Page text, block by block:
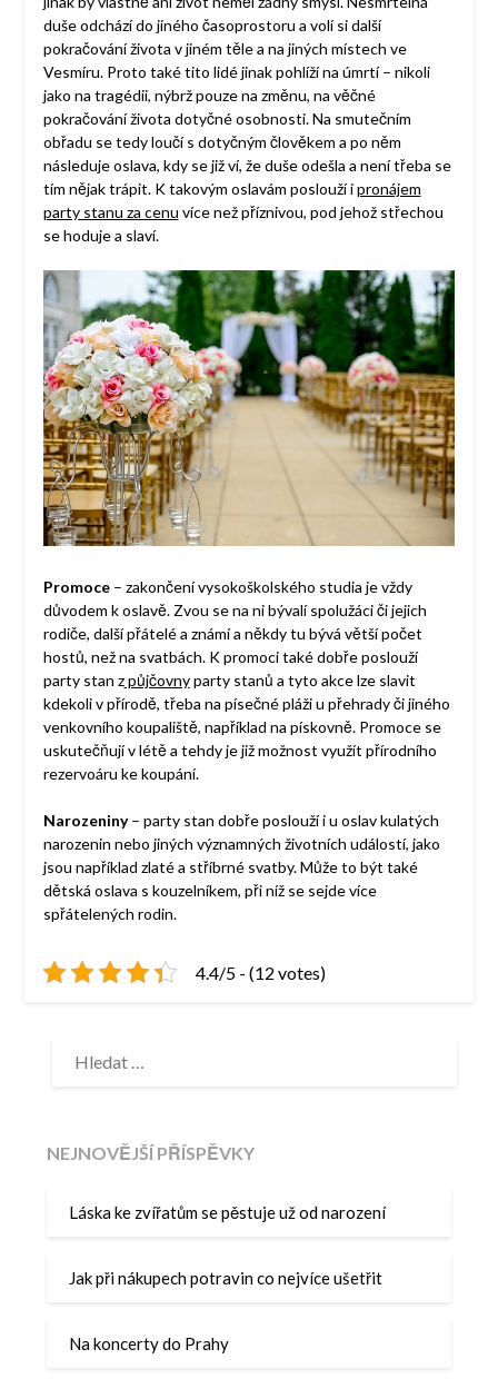
duše odchází do jiného časoprostoru a volí si další
pokračování života v jiném těle a na jiných místech ve
Vesmíru. Proto také tito lidé jinak pohlíží na úmrtí – nikoli
jako na tragédii, nýbrž pouze na změnu, na věčné
pokračování života dotyčné osobnosti. Na smutečním
obřadu se tedy loučí s dotyčným člověkem a po něm
následuje oslava, kdy se již ví, že duše odešla a není třeba se
tím nějak trápit. K takovým oslavám poslouží ipronájem
party stanu za cenu více než příznivou, pod jehož střechou
se hoduje a slaví.
Promoce– zakončení vysokoškolského studia je vždy
důvodem k oslavě. Zvou se na ni bývalí spolužáci či jejich
rodiče, další přátelé a známí a někdy tu bývá větší počet
hostů, než na svatbách. K promoci také dobře poslouží
party stan způjčovnyparty stanů a tyto akce lze slavit
kdekoli v přírodě, třeba na písečné pláži u přehrady či jiného
venkovního koupaliště, například na pískovně. Promoce se
uskutečňují v létě a tehdy je již možnost využít přírodního
rezervoáru ke koupání.
Narozeniny– party stan dobře poslouží i u oslav kulatých
narozenin nebo jiných významných životních událostí, jako
jsou například zlaté a stříbrné svatby. Může to být také
dětská oslava s kouzelníkem, při níž se sejde více
spřátelených rodin.
4.4/5 - (12 votes)
NEJNOVĚJŠÍ PŘÍSPĚVKY
Láska ke zvířatům se pěstuje už od narození
Jak při nákupech potravin co nejvíce ušetřit
Na koncerty do Prahy